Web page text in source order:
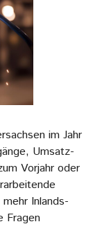
im Jahr
Umsatz-
Vorjahr oder
Inlands-
Fragen